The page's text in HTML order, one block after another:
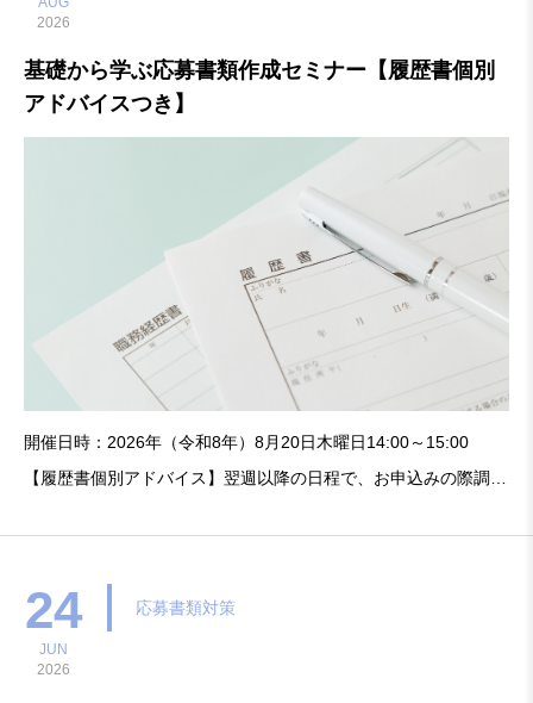
2026
基礎から学ぶ応募書類作成セミナー【履歴書個別
アドバイスつき】
開催日時：2026年（令和8年）8月20日木曜日14:00～15:00
【履歴書個別アドバイス】翌週以降の日程で、お申込みの際調整
クを中心に就職活動中の方
24
JUN
2026
応募書類対策